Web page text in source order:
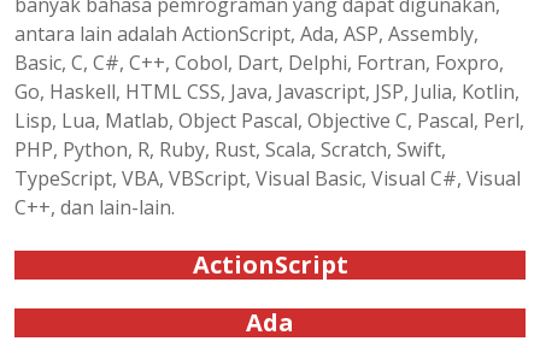
banyak bahasa pemrograman yang dapat digunakan,
antara lain adalah ActionScript, Ada, ASP, Assembly,
Basic, C, C#, C++, Cobol, Dart, Delphi, Fortran, Foxpro,
Go, Haskell, HTML CSS, Java, Javascript, JSP, Julia, Kotlin,
Lisp, Lua, Matlab, Object Pascal, Objective C, Pascal, Perl,
PHP, Python, R, Ruby, Rust, Scala, Scratch, Swift,
TypeScript, VBA, VBScript, Visual Basic, Visual C#, Visual
C++, dan lain-lain.
ActionScript
Ada